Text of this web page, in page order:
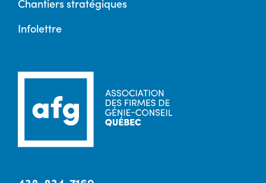
Chantiers stratégiques
Infolettre